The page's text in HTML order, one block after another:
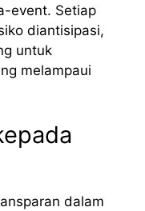
event. Setiap
diantisipasi,
untuk
melampaui
dalam